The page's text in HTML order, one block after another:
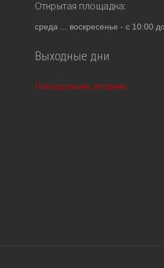
Открытая площадка:
среда ... воскресенье - с 10:00
Выходные дни
Понедельник, вторник